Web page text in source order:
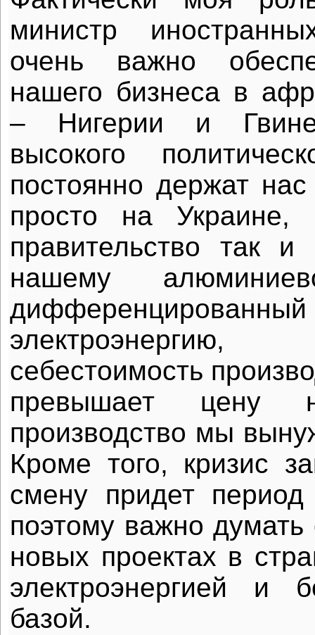
министр
очень важно
нашего бизнеса в
– Нигерии и
высокого
постоянно держат
просто на
правительство так и
нашему
себестоимость
превышает
производство мы
Кроме того, кризис
смену придет период
поэтому важно думать
новых проектах в
электроэнергией и
базой.